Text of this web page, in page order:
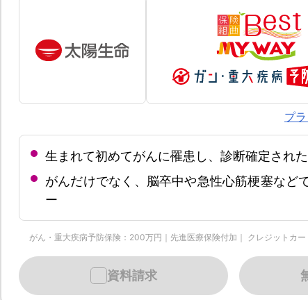
プ
生まれて初めてがんに罹患し、診断確定され
がんだけでなく、脳卒中や急性心筋梗塞など
ー
がん・重大疾病予防保険：200万円｜先進医療保険付加｜ クレジット
資料請求